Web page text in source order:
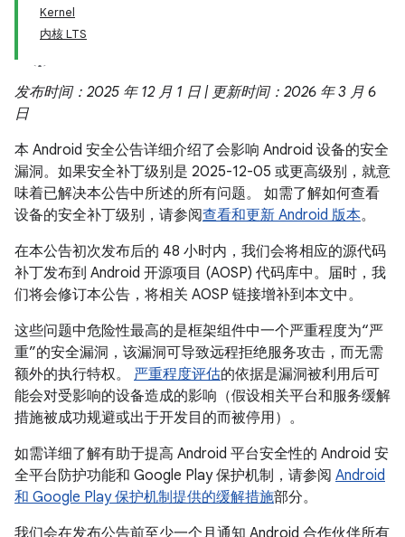
Kernel
内核 LTS
发布时间：2025 年 12 月 1 日 | 更新时间：2026 年 3 月 6
日
本 Android 安全公告详细介绍了会影响 Android 设备的安全
漏洞。如果安全补丁级别是 2025-12-05 或更高级别，就意
味着已解决本公告中所述的所有问题。 如需了解如何查看
设备的安全补丁级别，请参阅查看和更新 Android 版本。
在本公告初次发布后的 48 小时内，我们会将相应的源代码
补丁发布到 Android 开源项目 (AOSP) 代码库中。届时，我
们将会修订本公告，将相关 AOSP 链接增补到本文中。
这些问题中危险性最高的是框架组件中一个严重程度为“严
重”的安全漏洞，该漏洞可导致远程拒绝服务攻击，而无需
额外的执行特权。 严重程度评估的依据是漏洞被利用后可
能会对受影响的设备造成的影响（假设相关平台和服务缓解
措施被成功规避或出于开发目的而被停用）。
如需详细了解有助于提高 Android 平台安全性的 Android 安
全平台防护功能和 Google Play 保护机制，请参阅 Android
和 Google Play 保护机制提供的缓解措施部分。
我们会在发布公告前至少一个月通知 Android 合作伙伴所有